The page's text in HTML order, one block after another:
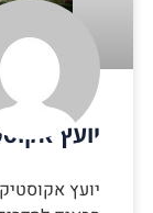
יועץ
יועץ